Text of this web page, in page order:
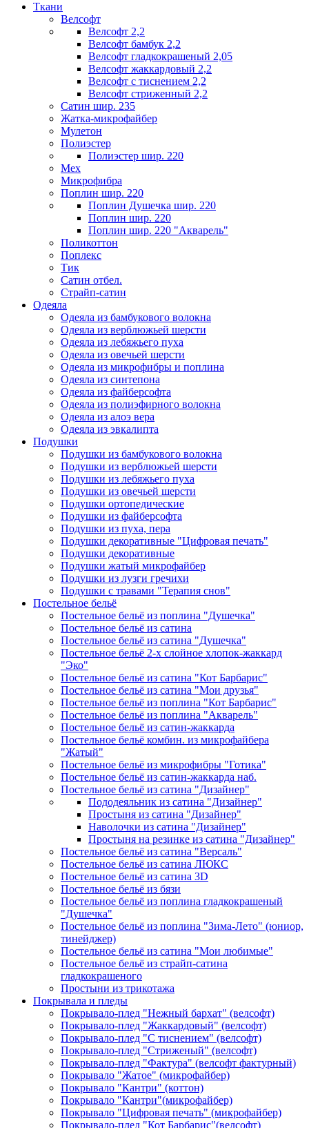
Ткани
Велсофт
Велсофт 2,2
Велсофт бамбук 2,2
Велсофт гладкокрашеный 2,05
Велсофт жаккардовый 2,2
Велсофт с тиснением 2,2
Велсофт стриженный 2,2
Сатин шир. 235
Жатка-микрофайбер
Мулетон
Полиэстер
Полиэстер шир. 220
Мех
Микрофибра
Поплин шир. 220
Поплин Душечка шир. 220
Поплин шир. 220
Поплин шир. 220 "Акварель"
Поликоттон
Поплекс
Тик
Сатин отбел.
Страйп-сатин
Одеяла
Одеяла из бамбукового волокна
Одеяла из верблюжьей шерсти
Одеяла из лебяжьего пуха
Одеяла из овечьей шерсти
Одеяла из микрофибры и поплина
Одеяла из синтепона
Одеяла из файберсофта
Одеяла из полиэфирного волокна
Одеяла из алоэ вера
Одеяла из эвкалипта
Подушки
Подушки из бамбукового волокна
Подушки из верблюжьей шерсти
Подушки из лебяжьего пуха
Подушки из овечьей шерсти
Подушки ортопедические
Подушки из файберсофта
Подушки из пуха, пера
Подушки декоративные "Цифровая печать"
Подушки декоративные
Подушки жатый микрофайбер
Подушки из лузги гречихи
Подушки с травами "Терапия снов"
Постельное бельё
Постельное бельё из поплина "Душечка"
Постельное бельё из сатина
Постельное бельё из сатина "Душечка"
Постельное бельё 2-х слойное хлопок-жаккард
"Эко"
Постельное бельё из сатина "Кот Барбарис"
Постельное бельё из сатина "Мои друзья"
Постельное бельё из поплина "Кот Барбарис"
Постельное бельё из поплина "Акварель"
Постельное бельё из сатин-жаккарда
Постельное бельё комбин. из микрофайбера
"Жатый"
Постельное бельё из микрофибры "Готика"
Постельное бельё из сатин-жаккарда наб.
Постельное бельё из сатина "Дизайнер"
Пододеяльник из сатина "Дизайнер"
Простыня из сатина "Дизайнер"
Наволочки из сатина "Дизайнер"
Простыня на резинке из сатина "Дизайнер"
Постельное бельё из сатина "Версаль"
Постельное бельё из сатина ЛЮКС
Постельное бельё из сатина 3D
Постельное бельё из бязи
Постельное бельё из поплина гладкокрашеный
"Душечка"
Постельное бельё из поплина "Зима-Лето" (юниор,
тинейджер)
Постельное бельё из сатина "Мои любимые"
Постельное бельё из страйп-сатина
гладкокрашеного
Простыни из трикотажа
Покрывала и пледы
Покрывало-плед "Нежный бархат" (велсофт)
Покрывало-плед "Жаккардовый" (велсофт)
Покрывало-плед "С тиснением" (велсофт)
Покрывало-плед "Стриженый" (велсофт)
Покрывало-плед "Фактура" (велсофт фактурный)
Покрывало "Жатое" (микрофайбер)
Покрывало "Кантри" (коттон)
Покрывало "Кантри"(микрофайбер)
Покрывало "Цифровая печать" (микрофайбер)
Покрывало-плед "Кот Барбарис"(велсофт)